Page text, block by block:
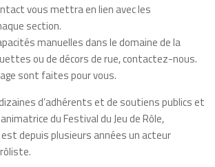
vous mettra en lien avec les
section.
manuelles dans le domaine de la
ou de décors de rue, contactez-nous.
sont faites pour vous.
d’adhérents et de soutiens publics et
du Festival du Jeu de Rôle,
est depuis plusieurs années un acteur